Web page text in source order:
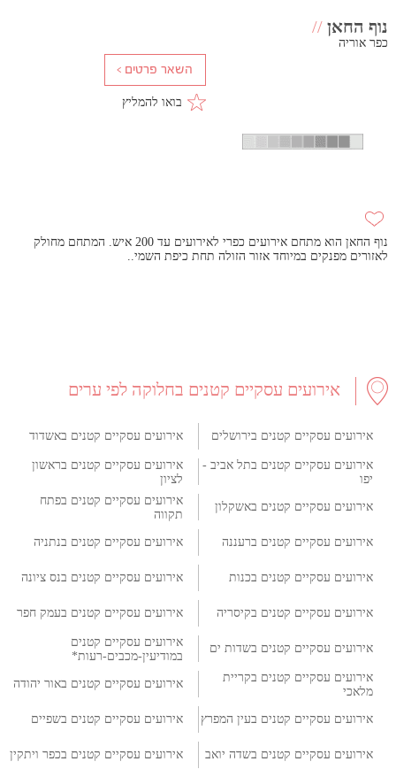
נוף החאן //
כפר אוריה
בואו להמליץ
נוף החאן הוא מתחם אירועים כפרי לאירועים עד 200 איש. המתחם מחולק
לאזורים מפנקים במיוחד אזור הזולה תחת כיפת השמי..
אירועים עסקיים קטנים בחלוקה לפי ערים
אירועים עסקיים קטנים בירושלים אירועים עסקיים קטנים באשדוד
אירועים עסקיים קטנים בתל אביב -
יפו
אירועים עסקיים קטנים בראשון
לציון
אירועים עסקיים קטנים באשקלון
אירועים עסקיים קטנים בפתח
תקווה
אירועים עסקיים קטנים ברעננה אירועים עסקיים קטנים בנתניה
אירועים עסקיים קטנים בכנות אירועים עסקיים קטנים בנס ציונה
אירועים עסקיים קטנים בקיסריה אירועים עסקיים קטנים בעמק חפר
אירועים עסקיים קטנים בשדות ים
אירועים עסקיים קטנים
במודיעין-מכבים-רעות*
אירועים עסקיים קטנים בקריית
מלאכי
אירועים עסקיים קטנים באור יהודה
אירועים עסקיים קטנים בעין המפרץ אירועים עסקיים קטנים בשפיים
אירועים עסקיים קטנים בשדה יואב אירועים עסקיים קטנים בכפר ויתקין